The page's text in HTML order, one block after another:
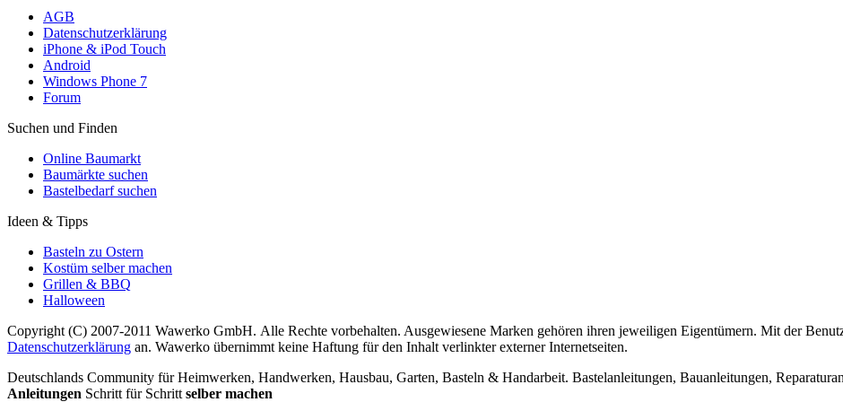
AGB
Datenschutzerklärung
iPhone & iPod Touch
Android
Windows Phone 7
Forum
Suchen und Finden
Online Baumarkt
Baumärkte suchen
Bastelbedarf suchen
Ideen & Tipps
Basteln zu Ostern
Kostüm selber machen
Grillen & BBQ
Halloween
Copyright (C) 2007-2011 Wawerko GmbH. Alle Rechte vorbehalten. Ausgewiesene Marken gehören ihren jeweiligen Eigentümern. Mit der
Datenschutzerklärung an. Wawerko übernimmt keine Haftung für den Inhalt verlinkter externer Internetseiten.
Deutschlands Community für Heimwerken, Handwerken, Hausbau, Garten, Basteln & Handarbeit. Bastelanleitungen, Bauanleitungen,
Anleitungen Schritt für Schritt selber machen